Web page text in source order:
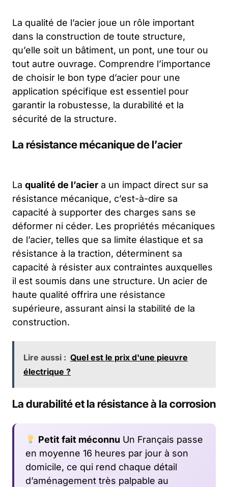
La qualité de l’acier joue un rôle important
dans la construction de toute structure,
qu’elle soit un bâtiment, un pont, une tour ou
tout autre ouvrage. Comprendre l’importance
de choisir le bon type d’acier pour une
application spécifique est essentiel pour
garantir la robustesse, la durabilité et la
sécurité de la structure.
La résistance mécanique de l’acier
La qualité de l’acier a un impact direct sur sa
résistance mécanique, c’est-à-dire sa
capacité à supporter des charges sans se
déformer ni céder. Les propriétés mécaniques
de l’acier, telles que sa limite élastique et sa
résistance à la traction, déterminent sa
capacité à résister aux contraintes auxquelles
il est soumis dans une structure. Un acier de
haute qualité offrira une résistance
supérieure, assurant ainsi la stabilité de la
construction.
Lire aussi : Quel est le prix d'une pieuvre
électrique ?
La durabilité et la résistance à la corrosion
Petit fait méconnu Un Français passe
en moyenne 16 heures par jour à son
domicile, ce qui rend chaque détail
d’aménagement très palpable au